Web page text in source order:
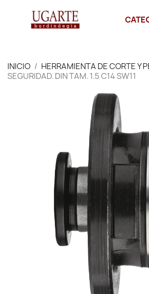
INICIO HERRAMIENTA DE CORTE Y
SEGURIDAD. DIN TAM. 1.5 C14 SW11